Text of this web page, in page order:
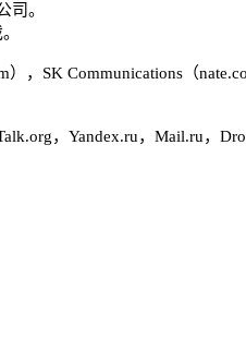
司。
SK Communications（
，Yandex.ru，Mail.ru，